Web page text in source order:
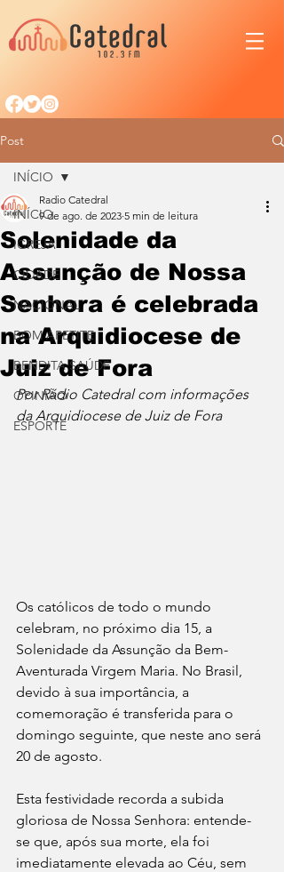
Post
INÍCIO
IGREJA
CIDADE
NACIONAL
BOM APETITE
BENDITA SAÚDE
OPINIÃO
ESPORTE
INÍCIO
Solenidade da
Assunção de Nossa
Senhora é celebrada
na Arquidiocese de
Juiz de Fora
Radio Catedral
9 de ago. de 2023 5 min de leitura
Por Rádio Catedral com informações
da Arquidiocese de Juiz de Fora
Os católicos de todo o mundo
celebram, no próximo dia 15, a
Solenidade da Assunção da Bem-
Aventurada Virgem Maria. No Brasil,
devido à sua importância, a
comemoração é transferida para o
domingo seguinte, que neste ano será
20 de agosto.
Esta festividade recorda a subida
gloriosa de Nossa Senhora: entende-
se que, após sua morte, ela foi
imediatamente elevada ao Céu, sem